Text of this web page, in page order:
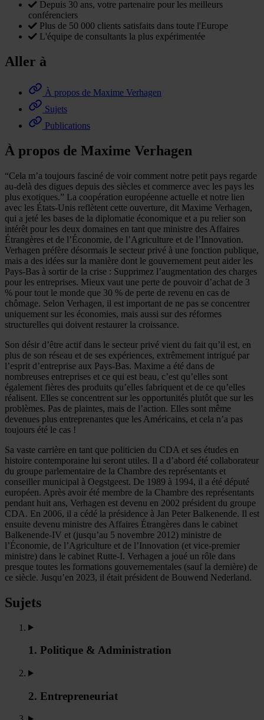
Depuis 30 ans, votre partenaire pour les meilleurs
conférenciers
Plus de 50 000 clients satisfaits dans toute l'Europe
L'équipe de consultants la plus expérimentée
Aller à
À propos de Maxime Verhagen
Sujets
Publications
À propos de Maxime Verhagen
“Cela m’a toujours fasciné de voir comment notre petit pays regarde
au-delà des digues depuis des siècles et commerce avec les pays les
plus exotiques.” La coopération européenne actuelle et notre lien
avec les États-Unis reflètent cette ouverture, dit Maxime Verhagen,
qui a jeté les bases de la diplomatie économique et a pu relier son
intérêt pour les deux domaines en tant que ministre des Affaires
Étrangères et de l’Économie, de l’Agriculture et de l’Innovation.
Verhagen préfère désormais le secteur privé à une fonction publique,
mais a des idées sur la manière dont le gouvernement peut aider les
Pays-Bas à sortir de la crise : Supprimez l’augmentation des charges
pour les entreprises. Mieux vaut une perte de pouvoir d’achat de 3
% pour tout le monde que 30 % de perte de revenu en cas de
chômage. Selon Verhagen, il est important de ne pas se concentrer
uniquement sur les économies, mais aussi sur des réformes
structurelles qui doivent restaurer la croissance.
Son désir d’être actif dans le secteur privé vient du fait qu’il est, en
plus de son réseau et de ses expériences, extrêmement intrigué par
l’esprit d’entreprise aux Pays-Bas. Maxime a été dans de
nombreuses entreprises et ce qui est beau, c’est qu’elles sont
également fières des produits qu’elles fabriquent et de ce qu’elles
réalisent. Elles se concentrent sur les opportunités plutôt que sur les
problèmes. Pas de plaintes, mais de l’action. Elles sont même
devenues plus entreprenantes que les Américains, et cela n’a pas
toujours été le cas !
Sa vaste carrière en tant que politicien du CDA et ses études en
histoire contemporaine lui seront utiles. Il a d’abord été collaborateur
du groupe parlementaire de la Chambre des représentants et
conseiller municipal à Oegstgeest. De 1989 à 1994, il a été député
européen. Après avoir été membre de la Chambre des représentants
pendant huit ans, Verhagen est devenu en 2002 président du groupe
CDA. En 2006, il a cédé la présidence à Jan Peter Balkenende. Il est
ensuite devenu ministre des Affaires Étrangères dans le cabinet
Balkenende-IV et (jusqu’au 5 novembre 2012) ministre de
l’Économie, de l’Agriculture et de l’Innovation (et vice-premier
ministre) dans le cabinet Rutte-I. Verhagen a joué un rôle dans
presque toutes les formations gouvernementales (sauf la dernière) de
ce siècle. Jusqu’en 2023, il était président de Bouwend Nederland.
Sujets
1. Politique & Administration
2. Entrepreneuriat